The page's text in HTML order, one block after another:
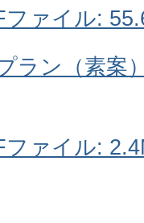
ファイル:
ラン（素案
ファイル: